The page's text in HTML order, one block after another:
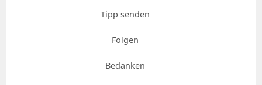
Tipp senden
Folgen
Bedanken